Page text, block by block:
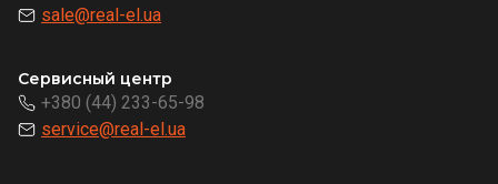
sale@real-el.ua
Сервисный центр
+380 (44) 233-65-98
service@real-el.ua